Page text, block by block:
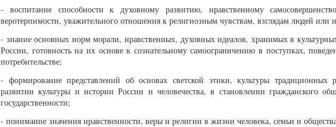
- воспитание способности к духовному развитию, нравственному
веротерпимости, уважительного отношения к религиозным чувствам, взглядам людей или
- знание основных норм морали, нравственных, духовных идеалов, хранимых в
России, готовность на их основе к сознательному самоограничению в поступках,
потребительстве;
- формирование представлений об основах светской этики, культуры
развитии культуры и истории России и человечества, в становлении гражданского
государственности;
- понимание значения нравственности, веры и религии в жизни человека, семьи и